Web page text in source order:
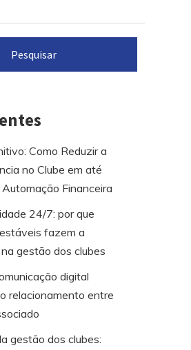
Como Reduzir a
no Clube em até
Financeira
24/7: por que
fazem a
gestão dos clubes
digital
relacionamento entre
gestão dos clubes: